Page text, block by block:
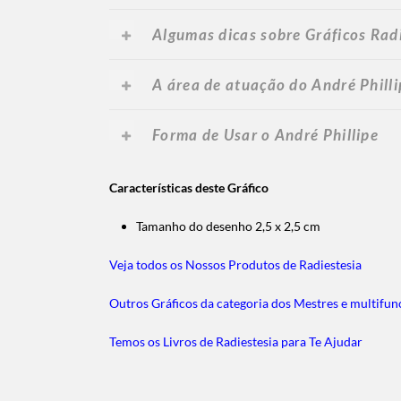
Algumas dicas sobre Gráficos
A área de atuação do André
Forma de Usar o André Phillipe
Características deste Gráfico
Tamanho do desenho 2,5 x 2,5 cm
Veja todos os Nossos Produtos de Radiestesia
Outros Gráficos da categoria dos Mestres e
Temos os Livros de Radiestesia para Te Ajudar